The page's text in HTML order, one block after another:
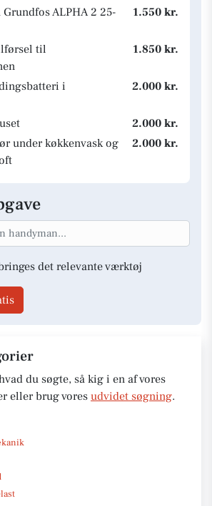
ALPHA 2 25-
1.550 kr.
til
1.850 kr.
i
2.000 kr.
2.000 kr.
under køkkenvask og
2.000 kr.
det relevante værktøj
du søgte, så kig i en af vores
eller brug vores udvidet søgning.